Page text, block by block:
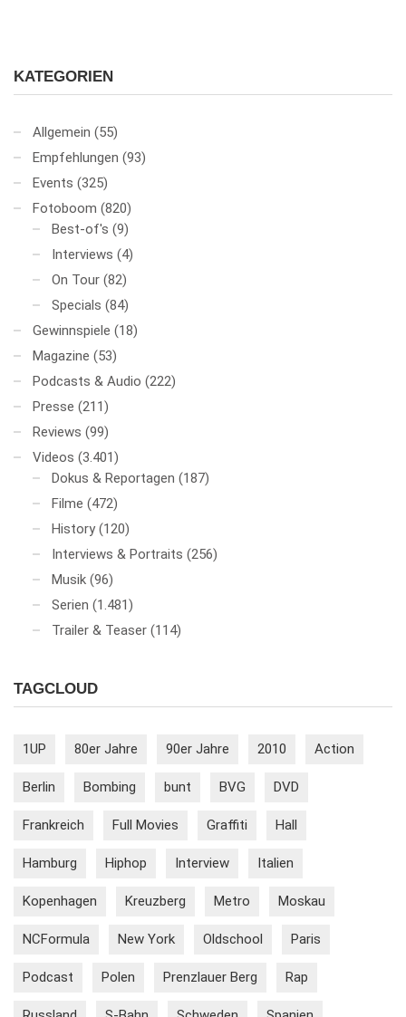
KATEGORIEN
Allgemein (55)
Empfehlungen (93)
Events (325)
Fotoboom (820)
Best-of's (9)
Interviews (4)
On Tour (82)
Specials (84)
Gewinnspiele (18)
Magazine (53)
Podcasts & Audio (222)
Presse (211)
Reviews (99)
Videos (3.401)
Dokus & Reportagen (187)
Filme (472)
History (120)
Interviews & Portraits (256)
Musik (96)
Serien (1.481)
Trailer & Teaser (114)
TAGCLOUD
1UP 80er Jahre 90er Jahre 2010 Action
Berlin Bombing bunt BVG DVD
Frankreich Full Movies Graffiti Hall
Hamburg Hiphop Interview Italien
Kopenhagen Kreuzberg Metro Moskau
NCFormula New York Oldschool Paris
Podcast Polen Prenzlauer Berg Rap